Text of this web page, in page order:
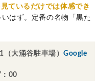
ているだけでは体感でき
はず。定番の名物「黒た
（大涌谷駐車場）Google
00